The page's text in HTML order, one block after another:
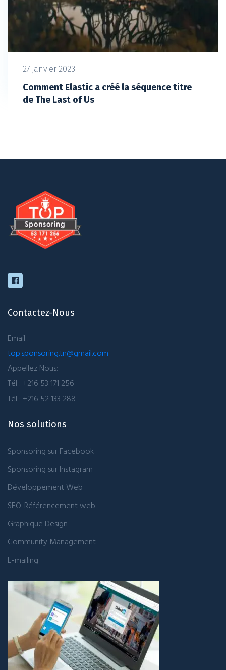
27 janvier 2023
Comment Elastic a créé la séquence titre
de The Last of Us
Contactez-Nous
Email :
top.sponsoring.tn@gmail.com
Appellez Nous:
Tél : +216 53 171 256
Tél : +216 52 133 288
Nos solutions
Sponsoring sur Facebook
Sponsoring sur Instagram
Développement Web
SEO-Référencement web
Graphique Design
Community Management
E-mailing